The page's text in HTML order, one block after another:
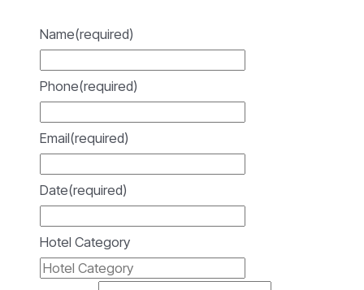
Name(required)
Phone(required)
Email(required)
Date(required)
Hotel Category